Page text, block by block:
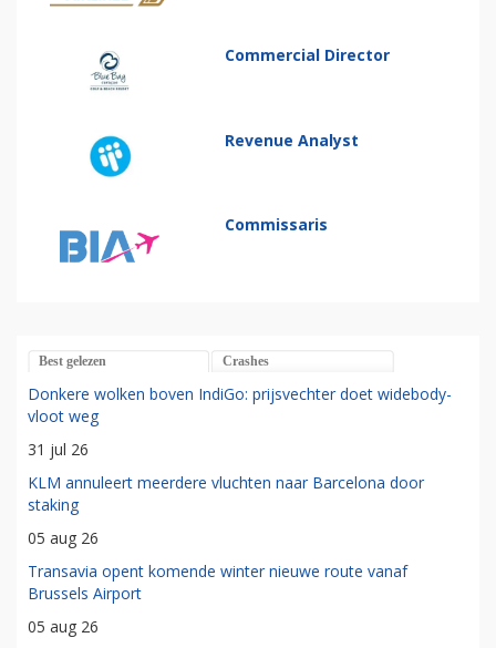
Commercial Director
Revenue Analyst
Commissaris
Best gelezen Crashes
Donkere wolken boven IndiGo: prijsvechter doet widebody-
vloot weg
31 jul 26
KLM annuleert meerdere vluchten naar Barcelona door
staking
05 aug 26
Transavia opent komende winter nieuwe route vanaf
Brussels Airport
05 aug 26